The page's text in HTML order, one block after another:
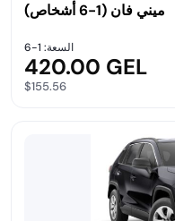
ميني فان (1-6 أشخاص)
السعة: 1-6
420.00 GEL
$155.56